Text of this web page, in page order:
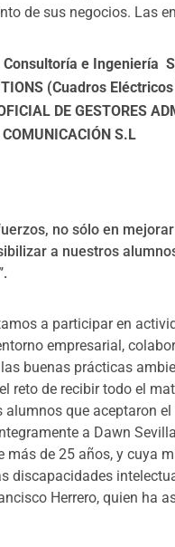
de sus negocios. Las
Consultoría e Ingeniería
(Cuadros
DE GESTORES
S.L
no sólo en
a nuestros
a participar en
empresarial,
buenas prácticas
reto de recibir todo el
alumnos que aceptaron
a Dawn
más de 25 años, y cuya
discapacidades
Herrero, quien ha